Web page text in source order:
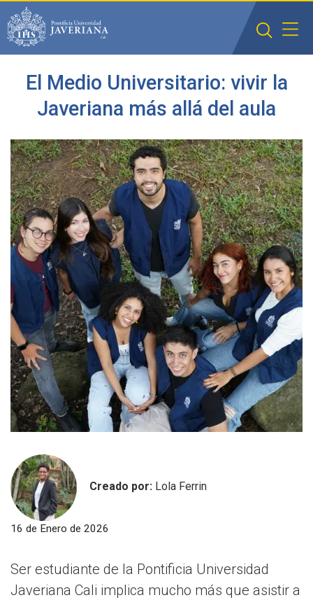
Saltar al contenido principal
El Medio Universitario: vivir la
Javeriana más allá del aula
Creado por: Lola Ferrin
16 de Enero de 2026
Ser estudiante de la Pontificia Universidad
Javeriana Cali implica mucho más que asistir a